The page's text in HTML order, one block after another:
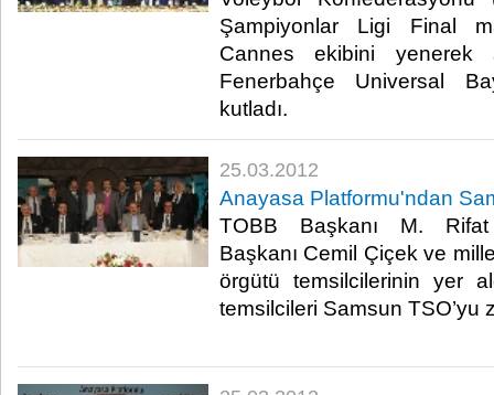
Şampiyonlar Ligi Final
Cannes ekibini yenerek
Fenerbahçe Universal
kutladı.​ ​
25.03.2012
Anayasa Platformu'ndan
TOBB Başkanı M. Rifat
Başkanı Cemil Çiçek ve
örgütü temsilcilerinin yer
temsilcileri Samsun TSO’yu